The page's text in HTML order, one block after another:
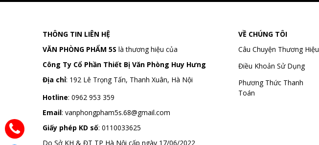
THÔNG TIN LIÊN HỆ
VĂN PHÒNG PHẨM 5S là thương hiệu của
Công Ty Cổ Phần Thiết Bị Văn Phòng Huy Hưng
Địa chỉ: 192 Lê Trọng Tấn, Thanh Xuân, Hà Nội
Hotline: 0962 953 359
Email: vanphongpham5s.68@gmail.com
Giấy phép KD số: 0110033625
Do Sở KH & ĐT TP Hà Nội cấp ngày 17/06/2022
VỀ CHÚNG TÔI
Câu Chuyện Thương Hiệu
Điều Khoản Sử Dụng
Phương Thức Thanh
Toán